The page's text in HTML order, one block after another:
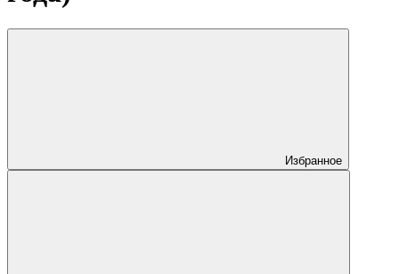
Избранное